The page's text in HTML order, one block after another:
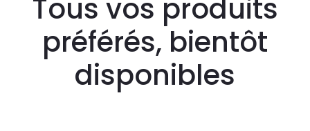
Tous vos produits
préférés, bientôt
disponibles